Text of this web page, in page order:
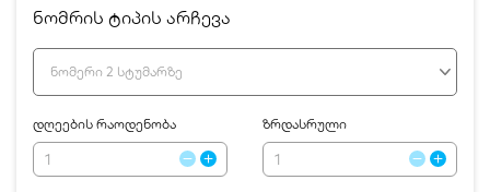
ნომრის ტიპის არჩევა
ნომერი 2 სტუმარზე
დღეების რაოდენობა ზრდასრული